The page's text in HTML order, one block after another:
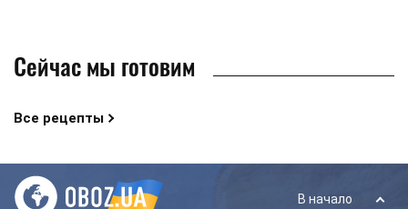
Сейчас мы готовим
Все рецепты
В начало